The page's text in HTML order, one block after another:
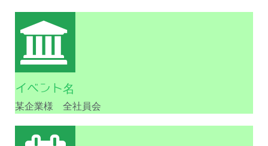
イベント名
某企業様 全社員会